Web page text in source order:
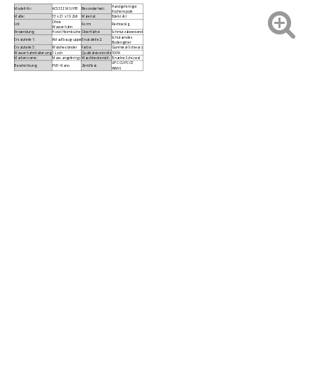
Modell-Nr: ACS3321A1UPB Besonderheit:
Handgefertigte
Küchenspüle
Maße:
33 x 21 x 10 Zoll Material:
Edelstahl
Stil:
Ohne
Wasserhahn
Form:
Rechteckig
Anwendung:
Hotel-HeimkücheOberfläche:
Schmutzabweisend
Ersatzteile 1:
AblaufbaugruppeErsatzteile 2:
Schützendes
Bodengitter
Ersatzteile 3:
Wäscheständer Farbe:
Gunmetal-Schwarz
Wasserhahnhalterung:1 Loch Qualitätskontrolle100%
Markenname:
Mass angefertigt Waschbeckenstil: Einzelne Schüssel
Beschichtung:
PVD-Nano Zertifikat:
UPC CUPC CE
WRAS